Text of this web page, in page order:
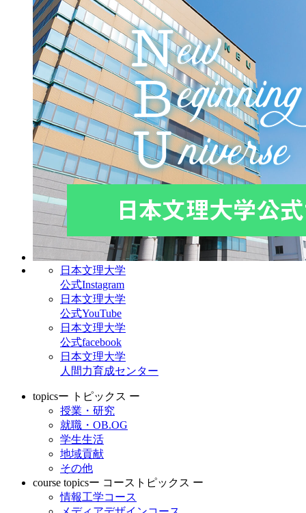
日本文理大学
公式Instagram
日本文理大学
公式YouTube
日本文理大学
公式facebook
日本文理大学
人間力育成センター
topicsー トピックス ー
授業・研究
就職・OB.OG
学生生活
地域貢献
その他
course topicsー コーストピックス ー
情報工学コース